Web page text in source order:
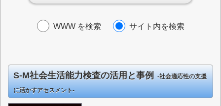
WWW を検索 サイト内を検索
S-M社会生活能力検査の活用と事例
‐社会適応性の支援
に活かすアセスメント‐